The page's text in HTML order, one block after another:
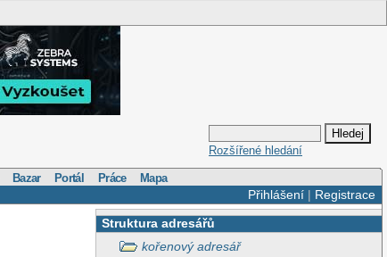
Rozšířené hledání
Bazar Portál Práce Mapa
Přihlášení| Registrace
Struktura adresářů
kořenový adresář